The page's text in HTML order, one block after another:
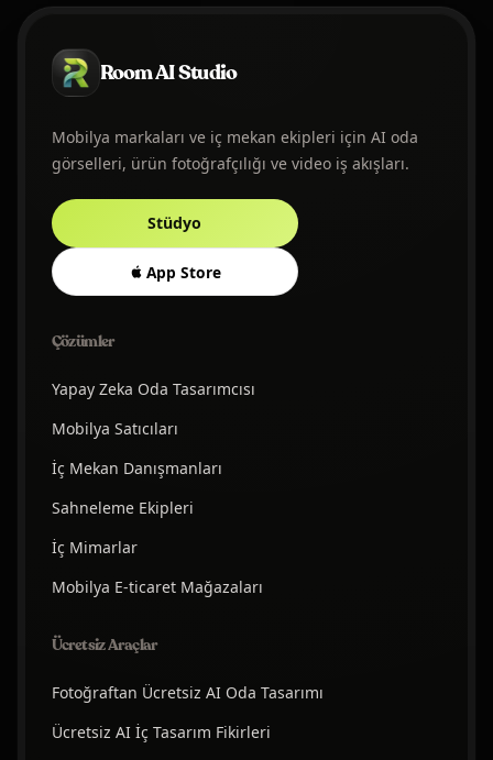
Room AI Studio
Mobilya markaları ve iç mekan ekipleri için AI oda
görselleri, ürün fotoğrafçılığı ve video iş akışları.
Stüdyo
App Store
Çözümler
Yapay Zeka Oda Tasarımcısı
Mobilya Satıcıları
İç Mekan Danışmanları
Sahneleme Ekipleri
İç Mimarlar
Mobilya E-ticaret Mağazaları
Ücretsiz Araçlar
Fotoğraftan Ücretsiz AI Oda Tasarımı
Ücretsiz AI İç Tasarım Fikirleri